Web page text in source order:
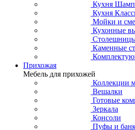
Кухня
Кухня
Мойки и
Кухонные
Каменные
Прихожая
Мебель для прихожей
Коллекции
Вешалки
Готовые
Зеркала
Консоли
Пуфы и